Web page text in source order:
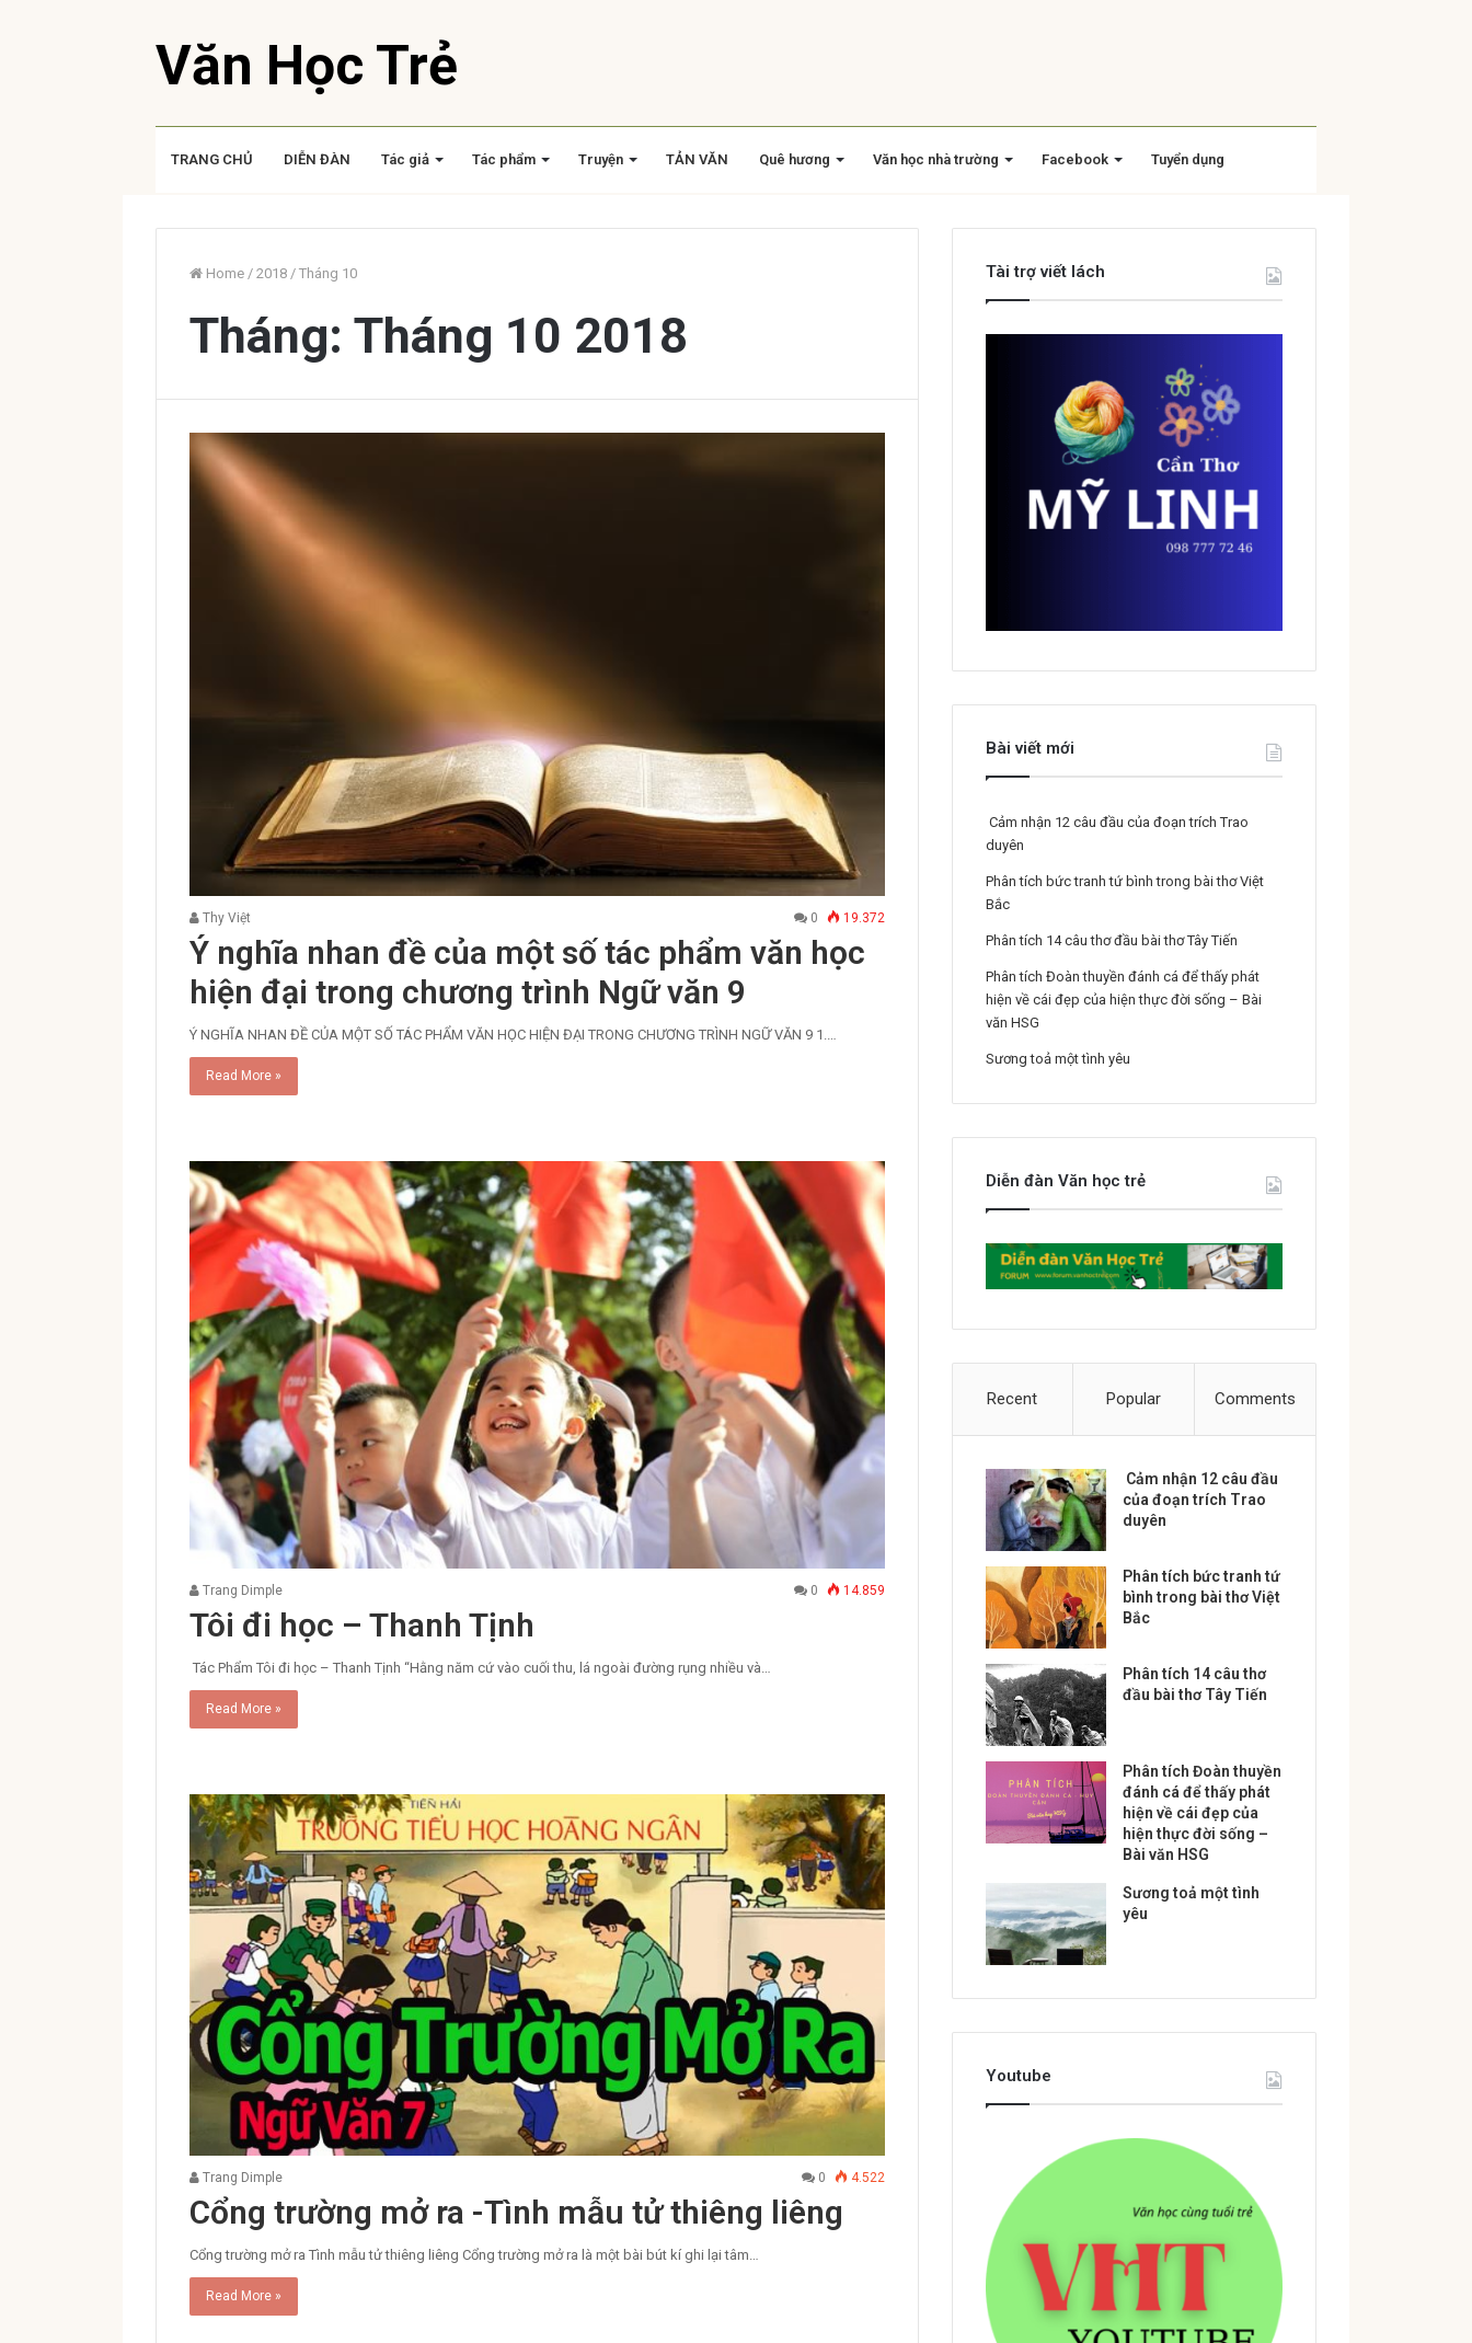
Văn Học Trẻ
TRANG CHỦ DIỄN ĐÀN Tác giả Tác phẩm Truyện TẢN VĂN Quê hương Văn học nhà trường Facebook Tuyển dụng
Home / 2018 / Tháng 10
Tháng: Tháng 10 2018
Thy Việt 0 19.372
Ý nghĩa nhan đề của một số tác phẩm văn học
hiện đại trong chương trình Ngữ văn 9
Ý NGHĨA NHAN ĐỀ CỦA MỘT SỐ TÁC PHẨM VĂN HỌC HIỆN ĐẠI TRONG CHƯƠNG TRÌNH NGỮ VĂN 9 1.…
Read More »
Trang Dimple 0 14.859
Tôi đi học – Thanh Tịnh
Tác Phẩm Tôi đi học – Thanh Tịnh “Hằng năm cứ vào cuối thu, lá ngoài đường rụng nhiều và…
Read More »
Trang Dimple 0 4.522
Cổng trường mở ra -Tình mẫu tử thiêng liêng
Cổng trường mở ra Tình mẫu tử thiêng liêng Cổng trường mở ra là một bài bút kí ghi lại tâm…
Read More »
Tài trợ viết lách
Bài viết mới
Cảm nhận 12 câu đầu của đoạn trích Trao
duyên
Phân tích bức tranh tứ bình trong bài thơ Việt
Bắc
Phân tích 14 câu thơ đầu bài thơ Tây Tiến
Phân tích Đoàn thuyền đánh cá để thấy phát
hiện về cái đẹp của hiện thực đời sống – Bài
văn HSG
Sương toả một tình yêu
Diễn đàn Văn học trẻ
Recent Popular Comments
Cảm nhận 12 câu đầu
của đoạn trích Trao
duyên
Phân tích bức tranh tứ
bình trong bài thơ Việt
Bắc
Phân tích 14 câu thơ
đầu bài thơ Tây Tiến
Phân tích Đoàn thuyền
đánh cá để thấy phát
hiện về cái đẹp của
hiện thực đời sống –
Bài văn HSG
Sương toả một tình
yêu
Youtube